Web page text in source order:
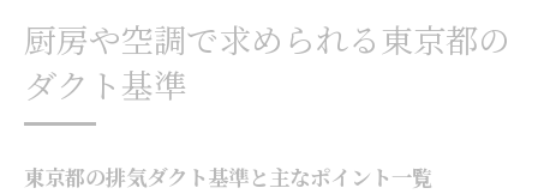
厨房や空調で求められる東京都の
ダクト基準
東京都の排気ダクト基準と主なポイント一覧